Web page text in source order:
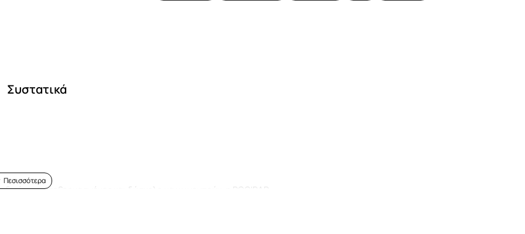
Συστατικά
ιδιαίτερα επεξεργασμένες και δύσκολο να ευτούν,
η ROO'BAR